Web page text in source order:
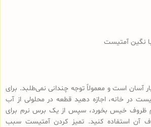
نگین آمتیست
آسان است و معمولاً توجه چندانی نمی‌طلبد. برای
در خانه، اجازه دهید قطعه در محلولی از آب
ظروف خیس بخورد، سپس از یک برس نرم برای
آن استفاده کنید. تمیز کردن آمتیست سبب